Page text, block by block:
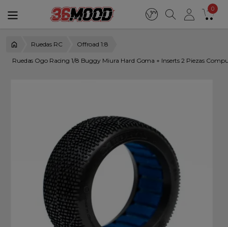
0
Ruedas RC Offroad 1:8
Ruedas Ogo Racing 1/8 Buggy Miura Hard Goma + Inserts 2 Piezas